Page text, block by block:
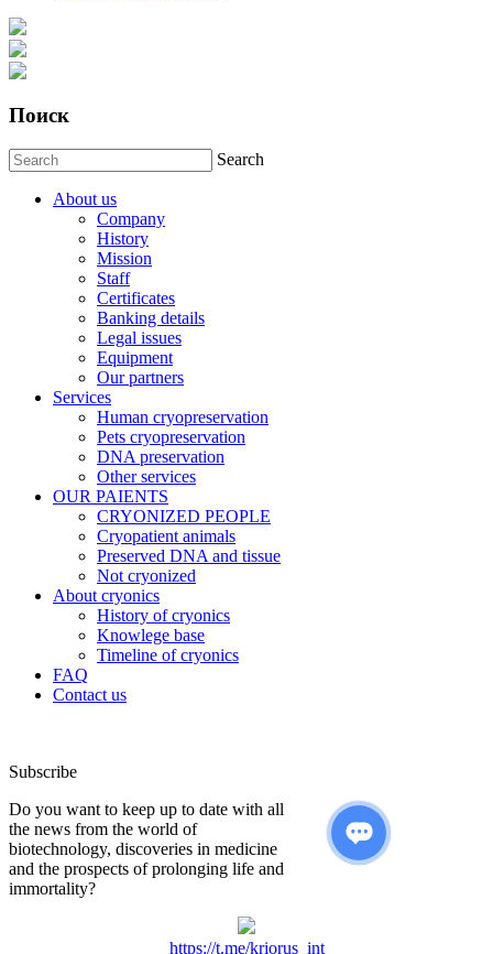
Поиск
Search
About us
Company
History
Mission
Staff
Certificates
Banking details
Legal issues
Equipment
Our partners
Services
Human cryopreservation
Pets cryopreservation
DNA preservation
Other services
OUR PAIENTS
CRYONIZED PEOPLE
Cryopatient animals
Preserved DNA and tissue
Not cryonized
About cryonics
History of cryonics
Knowlege base
Timeline of cryonics
FAQ
Contact us
Subscribe
Do you want to keep up to date with all
the news from the world of
biotechnology, discoveries in medicine
and the prospects of prolonging life and
immortality?
https://t.me/kriorus_int